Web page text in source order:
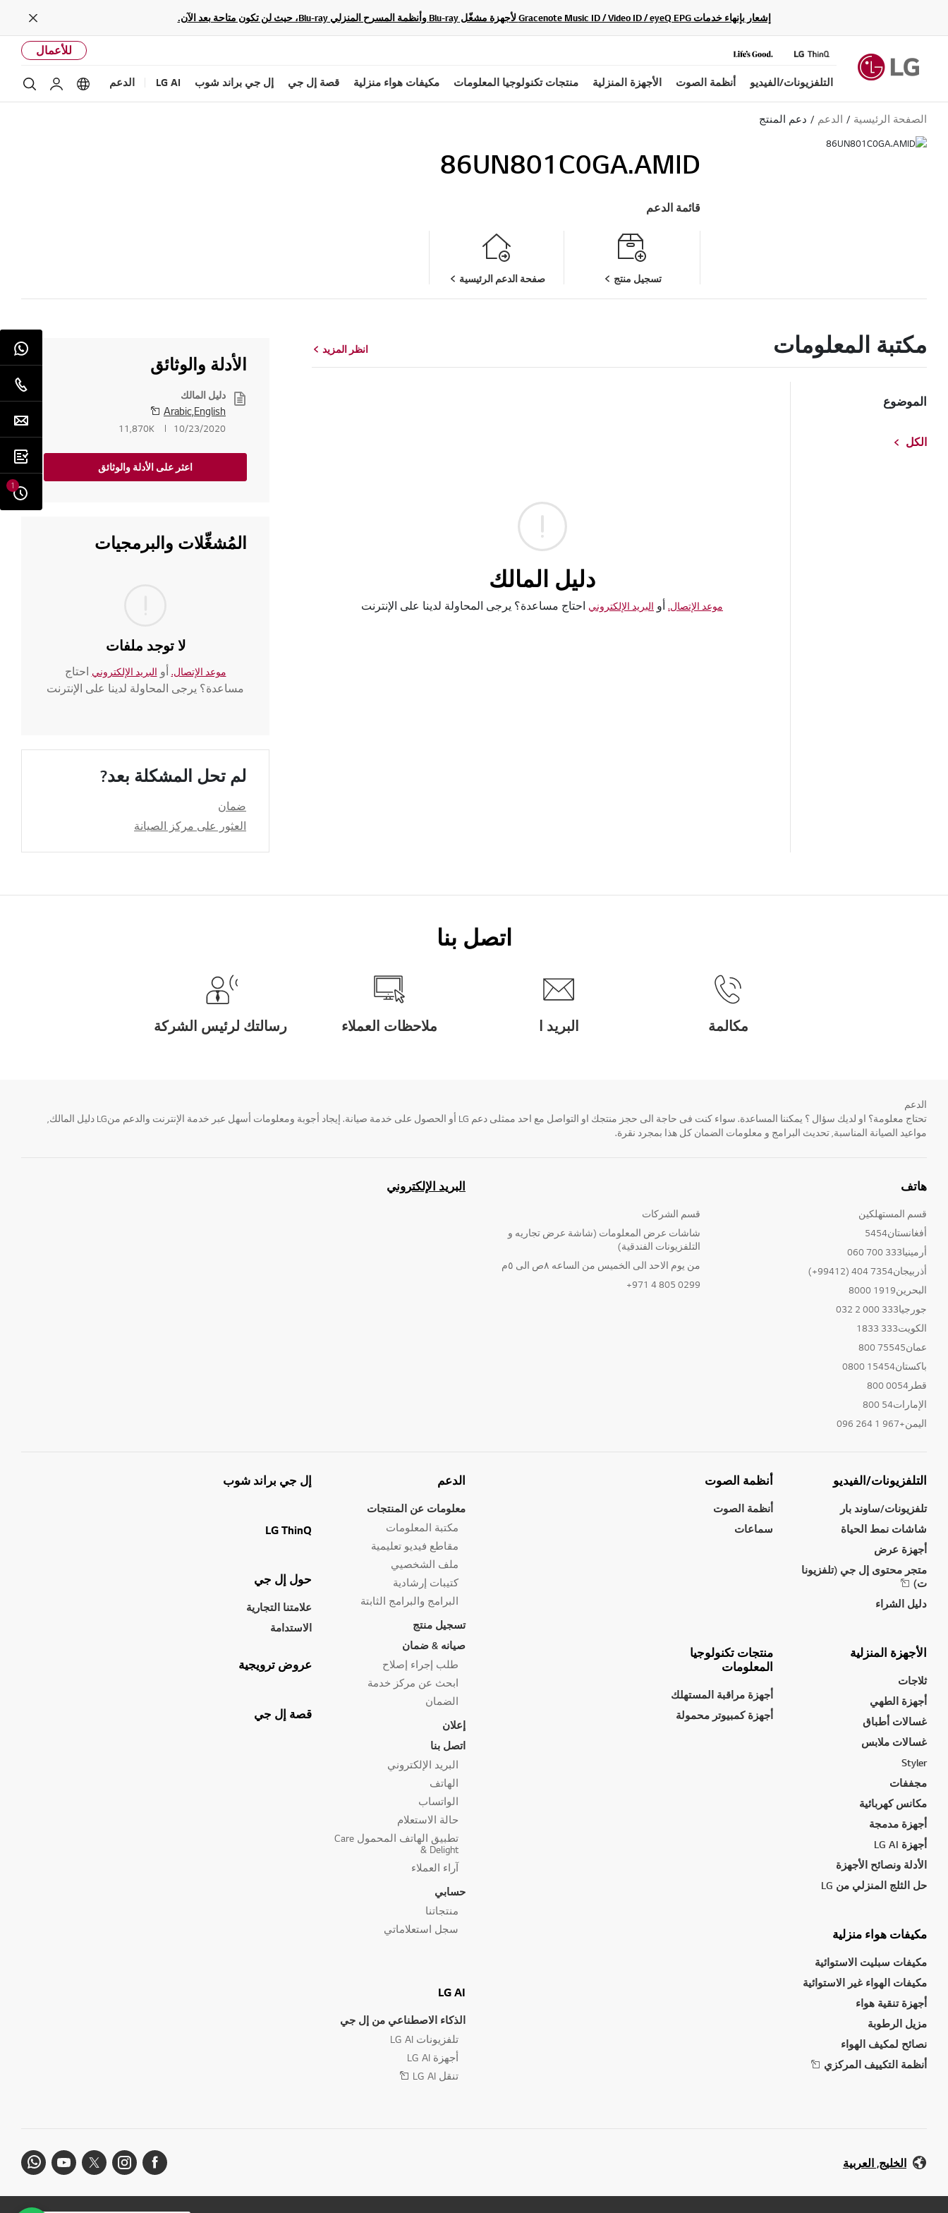
إشعار بإنهاء خدمات Gracenote Music ID / Video ID / eyeQ EPG لأجهزة مشغّل Blu-ray وأنظمة المسرح المنزلي Blu-ray، حيث لن تكون متاحة بعد الآن.
Close
للأعمال
التلفزيونات/الفيديو أنظمة الصوت الأجهزة المنزلية منتجات تكنولوجيا المعلومات مكيفات هواء منزلية قصة إل جي إل جي براند شوب LG AI الدعم optionsحساب
الصفحة الرئيسية الدعم دعم المنتج
86UN801C0GA.AMID
قائمة الدعم
تسجيل منتج صفحة الدعم الرئيسية
مكتبة المعلومات انظر المزيد
الموضوع
الكل
دليل المالك
موعد الإتصال. أو البريد الإلكتروني احتاج مساعدة؟ يرجى المحاولة لدينا على الإنترنت
الأدلة والوثائق
دليل المالك
Arabic,English
10/23/2020
11,870K
اعثر على الأدلة والوثائق
المُشغِّلات والبرمجيات
لا توجد ملفات
موعد الإتصال. أو البريد الإلكتروني احتاج
مساعدة؟ يرجى المحاولة لدينا على الإنترنت
لم تحل المشكلة بعد?
ضمان
العثور على مركز الصيانة
اتصل بنا
مكالمة البريد ا ملاحظات العملاء رسالتك لرئيس الشركة
1
الدعم
تحتاج معلومة؟ او لديك سؤال ؟ يمكننا المساعدة. سواء كنت فى حاجة الى حجز منتجك او التواصل مع احد ممثلى دعم LG أو الحصول على خدمة صيانة. إيجاد أجوبة ومعلومات أسهل عبر خدمة الإنترنت والدعم منLG دليل المالك,
مواعيد الصيانة المناسبة, تحديث البرامج و معلومات الضمان كل هذا بمجرد نقرة.
هاتف
قسم المستهلكين
أفغانستان5454
أرمينيا333 700 060
أذربيجان7354 404 (99412+)
البحرين1919 8000
جورجيا333 000 2 032
الكويت333 1833
عمان75545 800
باكستان15454 0800
قطر0054 800
الإمارات54 800
اليمن+967 1 264 096
قسم الشركات
شاشات عرض المعلومات (شاشة عرض تجاريه و
التلفزيونات الفندقية)
من يوم الاحد الى الخميس من الساعه ٨ص الى ٥م
0299 805 4 971+
البريد الإلكتروني
التلفزيونات/الفيديو
تلفزيونات/ساوند بار
شاشات نمط الحياة
أجهزة عرض
متجر محتوى إل جي (تلفزيونا
ت)
دليل الشراء
أنظمة الصوت
أنظمة الصوت
سماعات
الأجهزة المنزلية
ثلاجات
أجهزة الطهي
غسالات أطباق
غسالات ملابس
Styler
مجففات
مكانس كهربائية
أجهزة مدمجة
أجهزة LG AI
الأدلة ونصائح الأجهزة
حل الثلج المنزلي من LG
منتجات تكنولوجيا
المعلومات
أجهزة مراقبة المستهلك
أجهزة كمبيوتر محمولة
مكيفات هواء منزلية
مكيفات سبليت الاستوائية
مكيفات الهواء غير الاستوائية
أجهزة تنقية هواء
مزيل الرطوبة
نصائح لمكيف الهواء
أنظمة التكييف المركزي
الدعم
معلومات عن المنتجات
مكتبة المعلومات
مقاطع فيديو تعليمية
ملف الشخصيي
كتيبات إرشادية
البرامج والبرامج الثابتة
تسجيل منتج
صيانه & ضمان
طلب إجراء إصلاح
ابحث عن مركز خدمة
الضمان
إعلان
اتصل بنا
البريد الإلكتروني
الهاتف
الواتساب
حالة الاستعلام
تطبيق الهاتف المحمول Care
& Delight
آراء العملاء
حسابي
منتجاتنا
سجل استعلاماتي
LG AI
الذكاء الاصطناعي من إل جي
تلفزيونات LG AI
أجهزة LG AI
تنقل LG AI
إل جي براند شوب
LG ThinQ
حول إل جي
علامتنا التجارية
الاستدامة
عروض ترويجية
قصة إل جي
الخليج, العربية